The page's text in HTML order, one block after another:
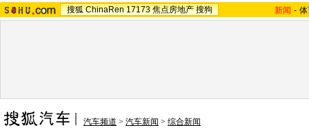
搜狐 ChinaRen 17173 焦点房地产 搜狗 新闻 -
汽车频道 > 汽车新闻 > 综合新闻